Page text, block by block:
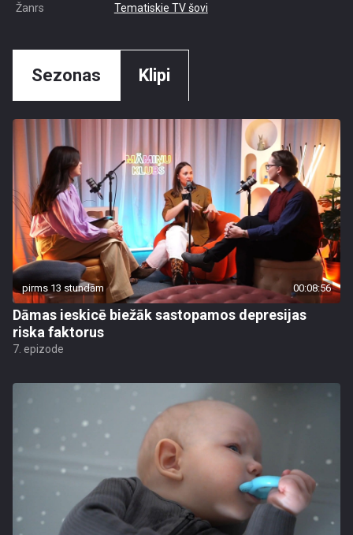
Žanrs Tematiskie TV šovi
Sezonas Klipi
pirms 13 stundām 00:08:56
Dāmas ieskicē biežāk sastopamos depresijas
riska faktorus
7. epizode